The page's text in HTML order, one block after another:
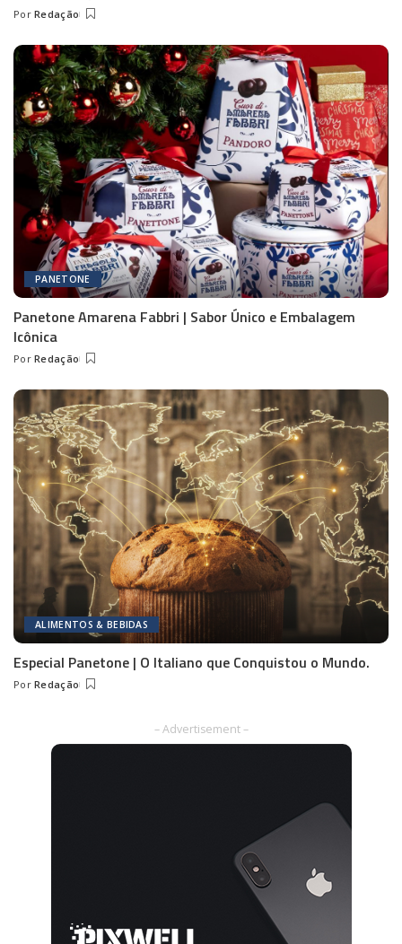
Posted
Por Redação
PANETONE
Panetone Amarena Fabbri | Sabor Único e Embalagem
Icônica
Posted
Por Redação
ALIMENTOS & BEBIDAS
Especial Panetone | O Italiano que Conquistou o Mundo.
Posted
Por Redação
– Advertisement –